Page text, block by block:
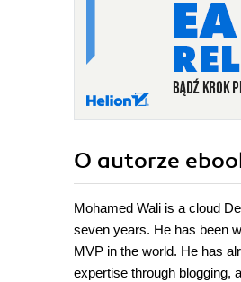
O autorze
Mohamed Wali is a cloud
seven years. He has been
MVP in the world. He has
expertise through blogging,